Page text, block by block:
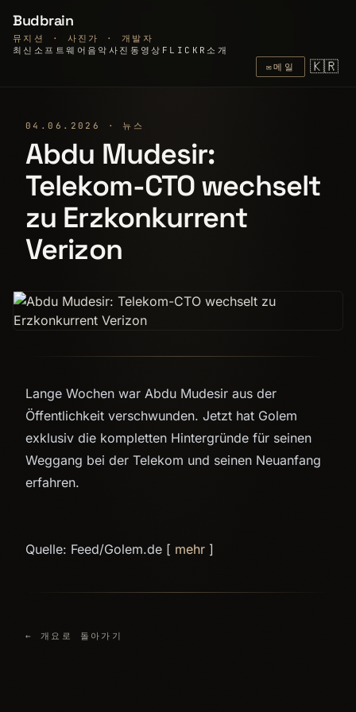
Budbrain
뮤지션 · 사진가 · 개발자
최신 소프트웨어 음악 사진 동영상 FLICKR 소개
✉메일 🇰🇷
04.06.2026 · 뉴스
Abdu Mudesir:
Telekom-CTO wechselt
zu Erzkonkurrent
Verizon
Lange Wochen war Abdu Mudesir aus der
Öffentlichkeit verschwunden. Jetzt hat Golem
exklusiv die kompletten Hintergründe für seinen
Weggang bei der Telekom und seinen Neuanfang
erfahren.
Quelle: Feed/Golem.de [ mehr ]
← 개요로 돌아가기